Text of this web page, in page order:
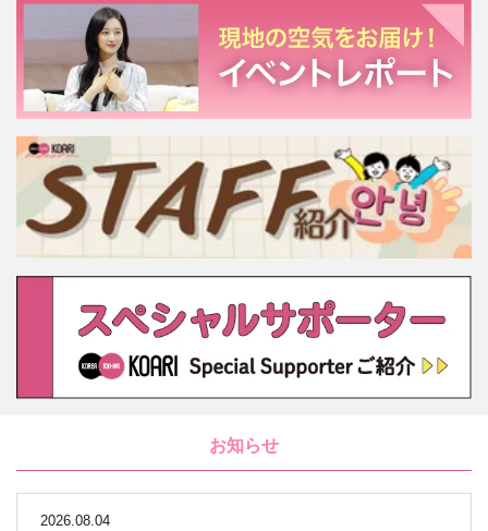
お知らせ
2026.08.04